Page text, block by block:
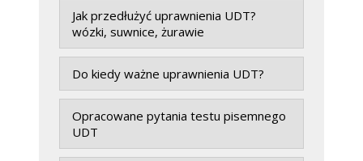
Jak przedłużyć uprawnienia UDT?
wózki, suwnice, żurawie
Do kiedy ważne uprawnienia UDT?
Opracowane pytania testu pisemnego
UDT